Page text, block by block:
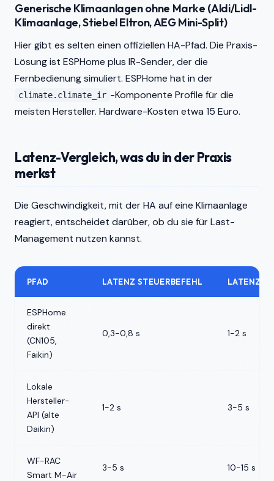
Generische Klimaanlagen ohne Marke (Aldi/Lidl-
Klimaanlage, Stiebel Eltron, AEG Mini-Split)
Hier gibt es selten einen offiziellen HA-Pfad. Die Praxis-
Lösung ist ESPHome plus IR-Sender, der die
Fernbedienung simuliert. ESPHome hat in der
climate.climate_ir -Komponente Profile für die
meisten Hersteller. Hardware-Kosten etwa 15 Euro.
Latenz-Vergleich, was du in der Praxis
merkst
Die Geschwindigkeit, mit der HA auf eine Klimaanlage
reagiert, entscheidet darüber, ob du sie für Last-
Management nutzen kannst.
PFAD LATENZ STEUERBEFEHL LATENZ
ESPHome
direkt
(CN105,
Faikin)
0,3-0,8 s 1-2 s
Lokale
Hersteller-
API (alte
Daikin)
1-2 s 3-5 s
WF-RAC
Smart M-Air
3-5 s 10-15 s